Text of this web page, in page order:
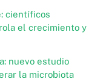
científicos
el crecimiento y
nuevo estudio
la microbiota